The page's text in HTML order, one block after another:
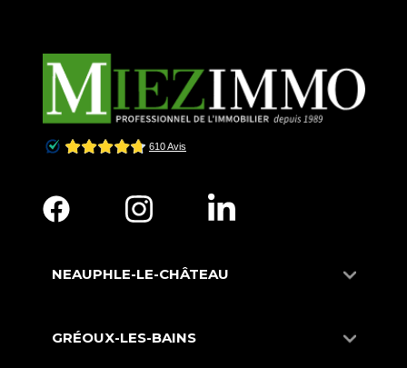
NEAUPHLE-LE-CHÂTEAU
GRÉOUX-LES-BAINS